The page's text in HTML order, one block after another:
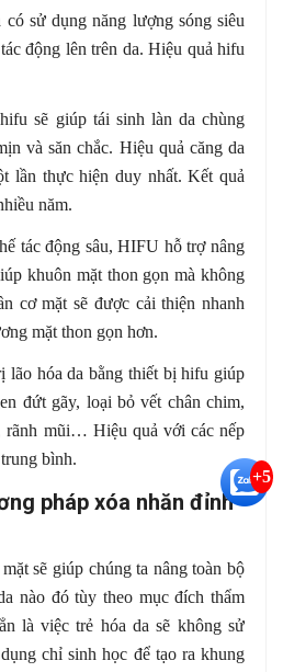
sử dụng năng lượng sóng siêu
động lên trên da. Hiệu quả hifu
sẽ giúp tái sinh làn da chùng
và săn chắc. Hiệu quả căng da
lần thực hiện duy nhất. Kết quả
năm.
tác động sâu, HIFU hỗ trợ nâng
khuôn mặt thon gọn mà không
cơ mặt sẽ được cải thiện nhanh
mặt thon gọn hơn.
lão hóa da bằng thiết bị hifu giúp
đứt gãy, loại bỏ vết chân chim,
rãnh mũi… Hiệu quả với các nếp
bình.
pháp xóa nhăn đỉnh
sẽ giúp chúng ta nâng toàn bộ
nào đó tùy theo mục đích thẩm
là việc trẻ hóa da sẽ không sử
chỉ sinh học để tạo ra khung
+5